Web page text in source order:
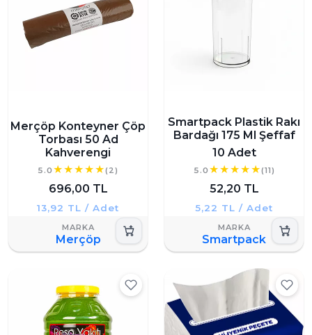
Merçöp Konteyner Çöp
Torbası 50 Ad
Kahverengi
5.0 (2)
696,00 TL
13,92 TL / Adet
Merçöp
Smartpack Plastik Rakı
Bardağı 175 Ml Şeffaf
10 Adet
5.0 (11)
52,20 TL
5,22 TL / Adet
Smartpack